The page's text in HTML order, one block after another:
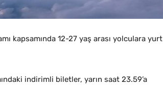
kapsamında 12-27 yaş arası yolculara yurt
indirimli biletler, yarın saat 23.59’a